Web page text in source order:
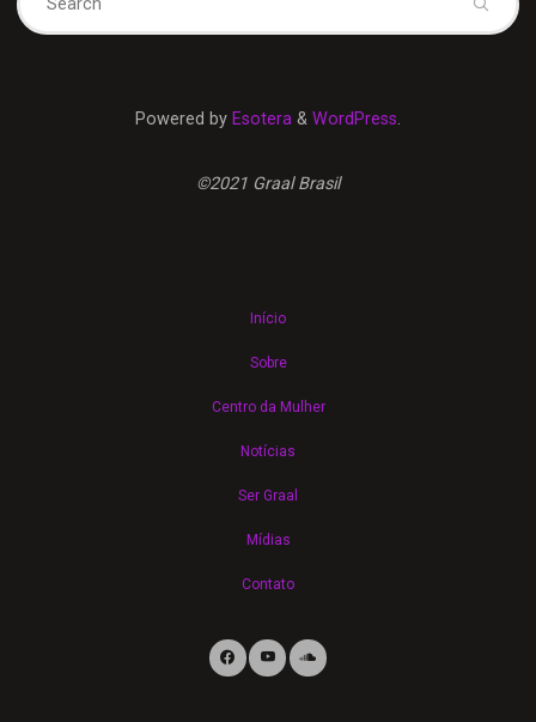
Powered by Esotera & WordPress.
©2021 Graal Brasil
Início
Sobre
Centro da Mulher
Notícias
Ser Graal
Mídias
Contato